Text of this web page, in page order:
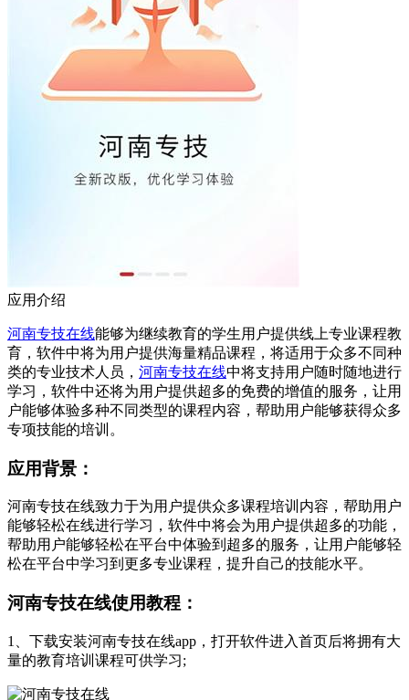
应用介绍
河南专技在线能够为继续教育的学生用户提供线上专业课程教
育，软件中将为用户提供海量精品课程，将适用于众多不同种
类的专业技术人员， 河南专技在线中将支持用户随时随地进行
学习，软件中还将为用户提供超多的免费的增值的服务，让用
户能够体验多种不同类型的课程内容，帮助用户能够获得众多
专项技能的培训。
应用背景：
河南专技在线致力于为用户提供众多课程培训内容，帮助用户
能够轻松在线进行学习，软件中将会为用户提供超多的功能，
帮助用户能够轻松在平台中体验到超多的服务，让用户能够轻
松在平台中学习到更多专业课程，提升自己的技能水平。
河南专技在线使用教程：
1、下载安装河南专技在线app，打开软件进入首页后将拥有大
量的教育培训课程可供学习;